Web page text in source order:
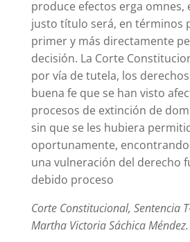
produce efectos erga omnes,
justo título será, en términos
primer y más directamente
decisión. La Corte
por vía de tutela, los
buena fe que se han visto
procesos de extinción de
sin que se les hubiera
oportunamente, encontrando
una vulneración del derecho
debido proceso
Corte Constitucional, Sentencia
Martha Victoria Sáchica Méndez.